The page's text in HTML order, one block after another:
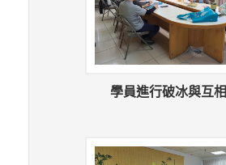
學員進行破冰與互